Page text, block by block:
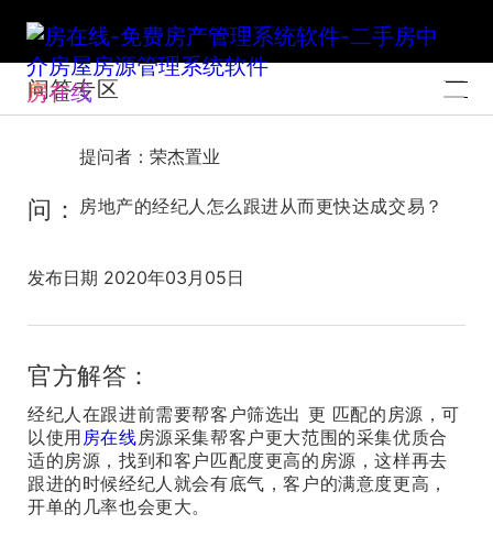
房在线
问答专区
提问者：荣杰置业
问： 房地产的经纪人怎么跟进从而更快达成交易？
发布日期 2020年03月05日
官方解答：
经纪人在跟进前需要帮客户筛选出 更 匹配的房源，可
以使用房在线房源采集帮客户更大范围的采集优质合
适的房源，找到和客户匹配度更高的房源，这样再去
跟进的时候经纪人就会有底气，客户的满意度更高，
开单的几率也会更大。